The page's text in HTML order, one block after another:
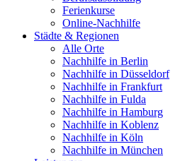
Ferienkurse
Online-Nachhilfe
Städte & Regionen
Alle Orte
Nachhilfe in Berlin
Nachhilfe in Düsseldorf
Nachhilfe in Frankfurt
Nachhilfe in Fulda
Nachhilfe in Hamburg
Nachhilfe in Koblenz
Nachhilfe in Köln
Nachhilfe in München